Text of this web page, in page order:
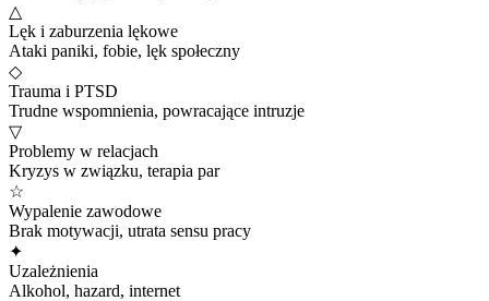
△
Lęk i zaburzenia lękowe
Ataki paniki, fobie, lęk społeczny
◇
Trauma i PTSD
Trudne wspomnienia, powracające intruzje
▽
Problemy w relacjach
Kryzys w związku, terapia par
☆
Wypalenie zawodowe
Brak motywacji, utrata sensu pracy
✦
Uzależnienia
Alkohol, hazard, internet